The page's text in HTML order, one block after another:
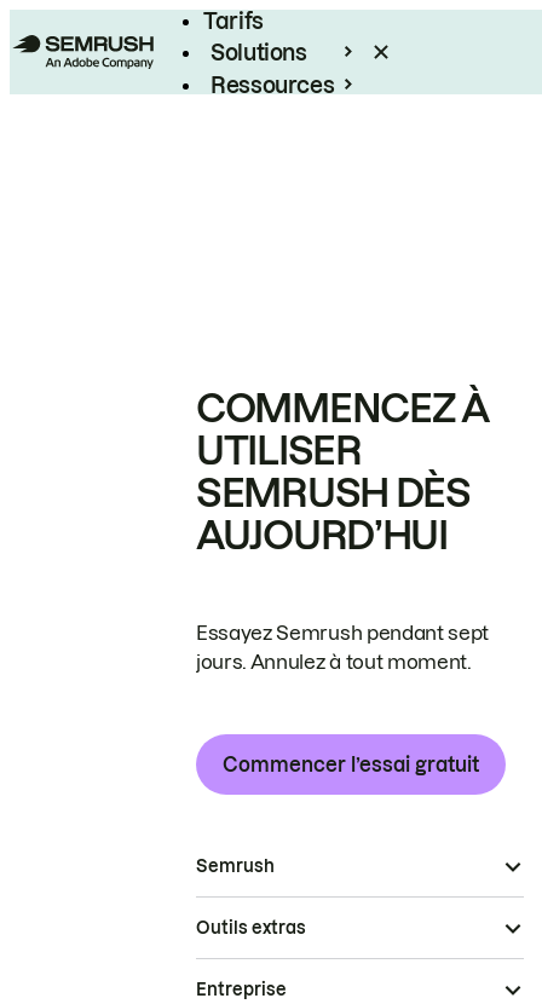
Tarifs
Solutions
Ressources
COMMENCEZ À
UTILISER
SEMRUSH DÈS
AUJOURD’HUI
Essayez Semrush pendant sept
jours. Annulez à tout moment.
Commencer l’essai gratuit
Semrush
Outils extras
Entreprise